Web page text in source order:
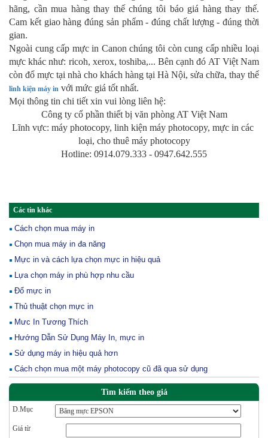
hãng, cần mua hàng thay thế chúng tôi báo giá hàng thay thế.
Cam kết giao hàng đúng sản phẩm - đúng chất lượng - đúng thời
gian.
Ngoài cung cấp mực in Canon chúng tôi còn cung cấp nhiều loại
mực khác như: ricoh, xerox, toshiba,... Bên cạnh đó AT Việt Nam
linh kiện máy in với mức giá tốt nhất.
Mọi thông tin chi tiết xin vui lòng liên hệ:
Công ty cổ phần thiết bị văn phòng AT Việt Nam
Lĩnh vực: máy photocopy, linh kiện máy photocopy, mực in các
loại, cho thuê máy photocopy
Hotline: 0914.079.333 - 0947.642.555
Các tin khác
Cách chọn mua máy in
Chọn mua máy in đa năng
Mực in và cách lựa chọn mực in hiệu quả
Lựa chọn máy in phù hợp nhu cầu
Đổ mực in
Thủ thuật chọn mực in
Mưc In Tương Thích
Hướng Dẫn Sử Dụng Máy In, mực in
Sử dụng máy in hiệu quả hơn
Cách chọn mua một máy photocopy cũ đã qua sử dụng
Tìm kiếm theo giá
D.Mục
Giá từ